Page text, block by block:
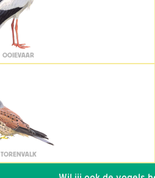
OOIEVAAR
TORENVALK